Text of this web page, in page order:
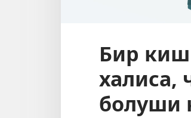
Бир
халиса,
болуши